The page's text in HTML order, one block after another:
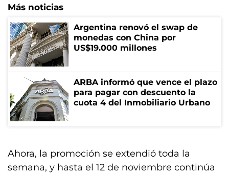
Más noticias
Argentina renovó el swap de
monedas con China por
US$19.000 millones
ARBA informó que vence el plazo
para pagar con descuento la
cuota 4 del Inmobiliario Urbano
Ahora, la promoción se extendió toda la
semana, y hasta el 12 de noviembre continúa